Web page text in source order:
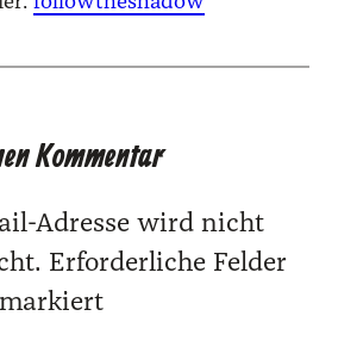
Kommentar
Adresse wird nicht
Erforderliche Felder
markiert